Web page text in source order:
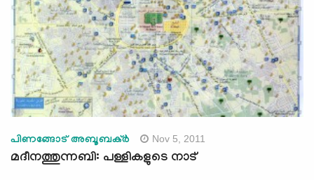
പിണങ്ങോട് അബൂബക്ര്‍ Nov 5, 2011
മദീനത്തുന്നബി: പള്ളികളുടെ നാട്